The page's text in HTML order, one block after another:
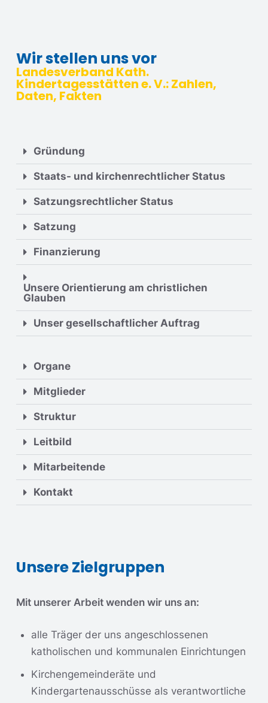
Wir stellen uns vor
Landesverband Kath.
Kindertagesstätten e. V.: Zahlen,
Daten, Fakten
Gründung
Staats- und kirchenrechtlicher Status​
Satzungsrechtlicher Status​
Satzung
Finanzierung
Unsere Orientierung am christlichen
Glauben
Unser gesellschaftlicher Auftrag
Organe
Mitglieder​
Struktur​
Leitbild
Mitarbeitende
Kontakt
Unsere Zielgruppen
Mit unserer Arbeit wenden wir uns an:
alle Träger der uns angeschlossenen
katholischen und kommunalen Einrichtungen
Kirchengemeinderäte und
Kindergartenausschüsse als verantwortliche